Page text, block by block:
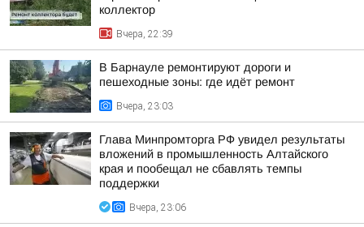
коллектор
Вчера, 22:39
В Барнауле ремонтируют дороги и
пешеходные зоны: где идёт ремонт
Вчера, 23:03
Глава Минпромторга РФ увидел результаты
вложений в промышленность Алтайского
края и пообещал не сбавлять темпы
поддержки
Вчера, 23:06